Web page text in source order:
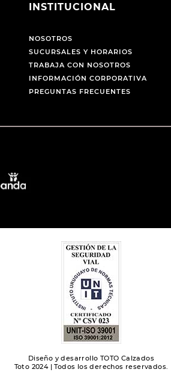
INSTITUCIONAL
NOSOTROS
SUCURSALES Y HORARIOS
TRABAJA CON NOSOTROS
INFORMACIÓN CORPORATIVA
PREGUNTAS FRECUENTES
Diseño y desarrollo TOTO Calzados
Toto 2024 | Todos los derechos reservados.